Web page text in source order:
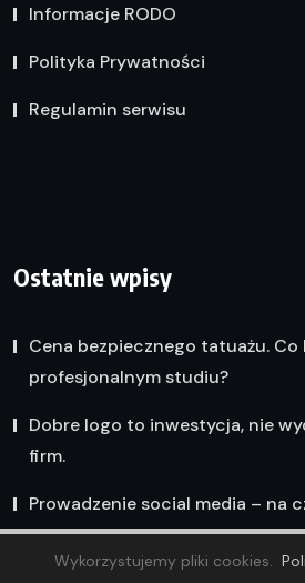
Informacje RODO
Polityka Prywatności
Regulamin serwisu
Ostatnie wpisy
Cena bezpiecznego tatuażu. Co
profesjonalnym studiu?
Dobre logo to inwestycja, nie
firm.
Prowadzenie social media – na
Wykorzystujemy pliki cookies.